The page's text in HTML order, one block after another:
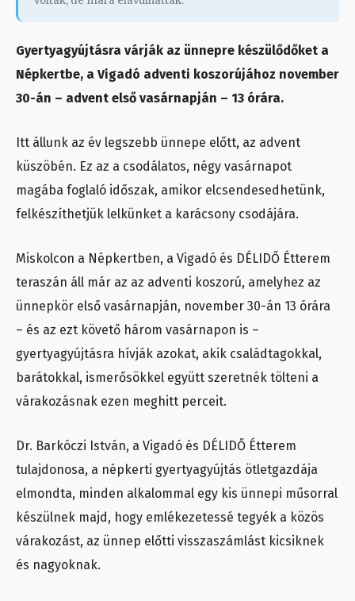
Gyertyagyújtásra várják az ünnepre készülődőket a
Népkertbe, a Vigadó adventi koszorújához november
30-án – advent első vasárnapján – 13 órára.
Itt állunk az év legszebb ünnepe előtt, az advent
küszöbén. Ez az a csodálatos, négy vasárnapot
magába foglaló időszak, amikor elcsendesedhetünk,
felkészíthetjük lelkünket a karácsony csodájára.
Miskolcon a Népkertben, a Vigadó és DÉLIDŐ Étterem
teraszán áll már az az adventi koszorú, amelyhez az
ünnepkör első vasárnapján, november 30-án 13 órára
– és az ezt követő három vasárnapon is –
gyertyagyújtásra hívják azokat, akik családtagokkal,
barátokkal, ismerősökkel együtt szeretnék tölteni a
várakozásnak ezen meghitt perceit.
Dr. Barkóczi István, a Vigadó és DÉLIDŐ Étterem
tulajdonosa, a népkerti gyertyagyújtás ötletgazdája
elmondta, minden alkalommal egy kis ünnepi műsorral
készülnek majd, hogy emlékezetessé tegyék a közös
várakozást, az ünnep előtti visszaszámlást kicsiknek
és nagyoknak.